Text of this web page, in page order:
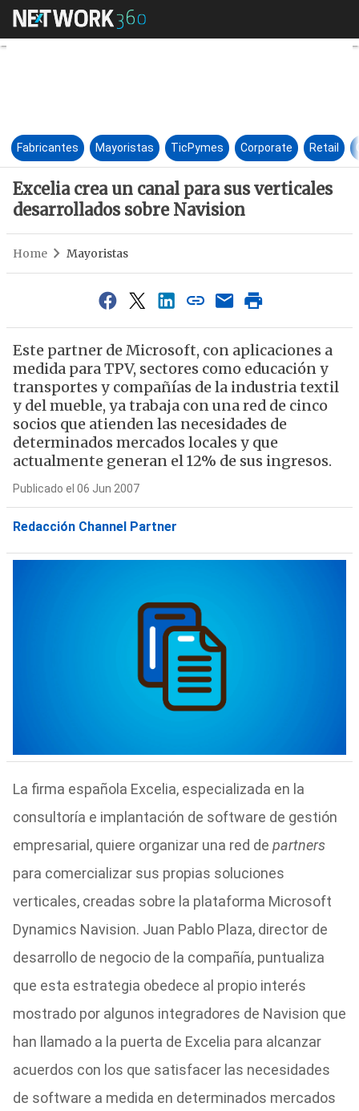
Excelia crea un canal para
Fabricantes Mayoristas TicPymes Corporate Retail
Excelia crea un canal para sus verticales
desarrollados sobre Navision
Home Mayoristas
Este partner de Microsoft, con aplicaciones a
medida para TPV, sectores como educación y
transportes y compañías de la industria textil
y del mueble, ya trabaja con una red de cinco
socios que atienden las necesidades de
determinados mercados locales y que
actualmente generan el 12% de sus ingresos.
Publicado el 06 Jun 2007
Redacción Channel Partner
La firma española Excelia, especializada en la
consultoría e implantación de software de gestión
empresarial, quiere organizar una red de partners
para comercializar sus propias soluciones
verticales, creadas sobre la plataforma Microsoft
Dynamics Navision. Juan Pablo Plaza, director de
desarrollo de negocio de la compañía, puntualiza
que esta estrategia obedece al propio interés
mostrado por algunos integradores de Navision que
han llamado a la puerta de Excelia para alcanzar
acuerdos con los que satisfacer las necesidades
de software a medida en determinados mercados